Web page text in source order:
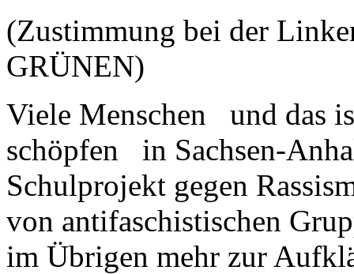
(Zustimmung bei der
GRÜNEN)
Viele Menschen und das
schöpfen in Sachsen-
Schulprojekt gegen
von antifaschistischen
im Übrigen mehr zur